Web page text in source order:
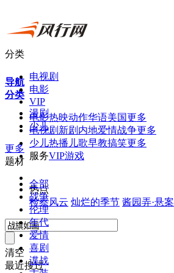
导航
分类
电影热映动作华语美国更多
电视剧 新剧 内地爱情战争更多
少 儿热播 儿歌早教搞笑更多
服务VIP游戏
热点
检察风云 灿烂的季节 酱园弄·悬案
清空
最近搜过
分类
电视剧
电影
VIP
漫剧
少儿
更多
题材
全部
战争
伦理
年代
爱情
喜剧
谍战